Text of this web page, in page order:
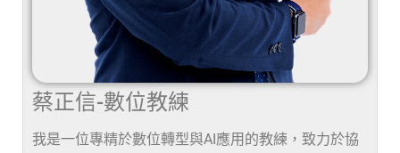
蔡正信-數位教練
我是一位專精於數位轉型與AI應用的教練，致力於協